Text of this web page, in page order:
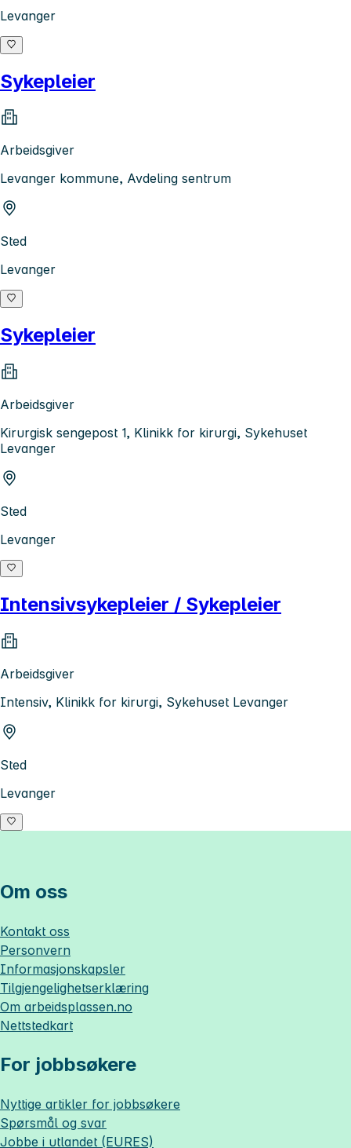
Levanger
Sykepleier
Arbeidsgiver
Levanger kommune, Avdeling sentrum
Sted
Levanger
Sykepleier
Arbeidsgiver
Kirurgisk sengepost 1, Klinikk for kirurgi, Sykehuset
Levanger
Sted
Levanger
Intensivsykepleier / Sykepleier
Arbeidsgiver
Intensiv, Klinikk for kirurgi, Sykehuset Levanger
Sted
Levanger
Om oss
Kontakt oss
Personvern
Informasjonskapsler
Tilgjengelighetserklæring
Om arbeidsplassen.no
Nettstedkart
For jobbsøkere
Nyttige artikler for jobbsøkere
Spørsmål og svar
Jobbe i utlandet (EURES)